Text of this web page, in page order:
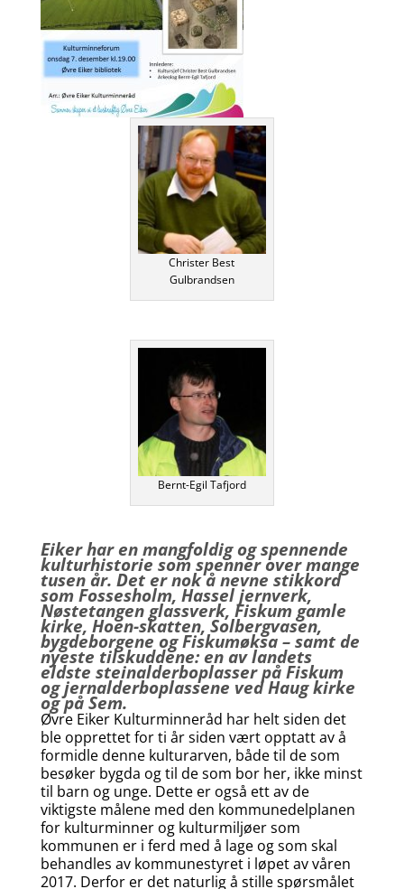
Christer Best
Gulbrandsen
Bernt-Egil Tafjord
Eiker har en mangfoldig og spennende
kulturhistorie som spenner over mange
tusen år. Det er nok å nevne stikkord
som Fossesholm, Hassel jernverk,
Nøstetangen glassverk, Fiskum gamle
kirke, Hoen-skatten, Solbergvasen,
bygdeborgene og Fiskumøksa – samt de
nyeste tilskuddene: en av landets
eldste steinalderboplasser på Fiskum
og jernalderboplassene ved Haug kirke
og på Sem.
Øvre Eiker Kulturminneråd har helt siden det
ble opprettet for ti år siden vært opptatt av å
formidle denne kulturarven, både til de som
besøker bygda og til de som bor her, ikke minst
til barn og unge. Dette er også ett av de
viktigste målene med den kommunedelplanen
for kulturminner og kulturmiljøer som
kommunen er i ferd med å lage og som skal
behandles av kommunestyret i løpet av våren
2017. Derfor er det naturlig å stille spørsmålet